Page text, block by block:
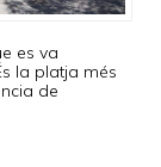
es va
la platja més
de